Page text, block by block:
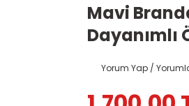
Mavi
Dayanımlı
Yorum Yap /